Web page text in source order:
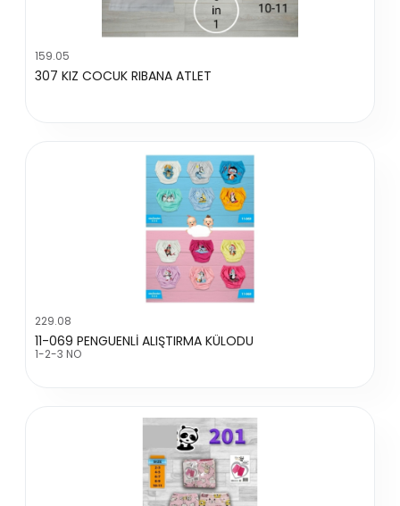
159.05
307 KIZ COCUK RIBANA ATLET
229.08
11-069 PENGUENLİ ALIŞTIRMA KÜLODU
1-2-3 NO